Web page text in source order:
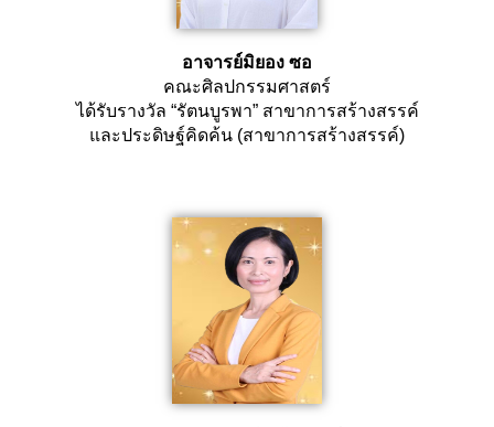
อาจารย์มิยอง ซอ
คณะศิลปกรรมศาสตร์
ได้รับรางวัล “รัตนบูรพา” สาขาการสร้างสรรค์
และประดิษฐ์คิดค้น (สาขาการสร้างสรรค์)